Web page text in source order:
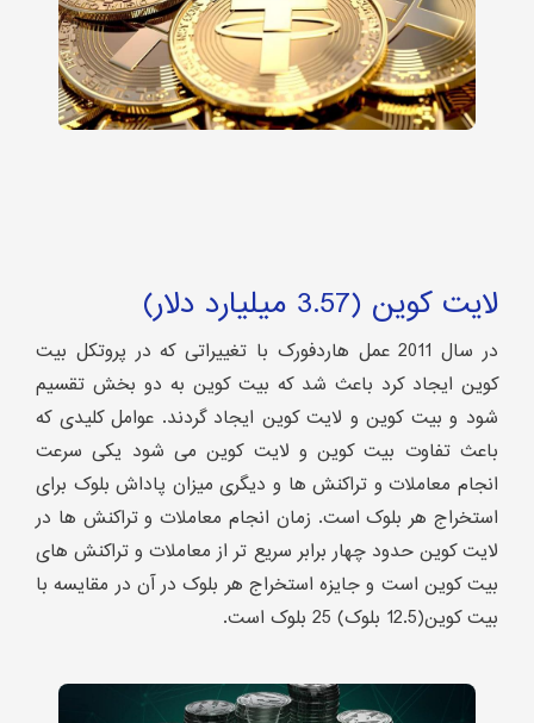
لایت کوین (3.57 میلیارد دلار)
در سال 2011 عمل هاردفورک با تغییراتی که در پروتکل بیت
کوین ایجاد کرد باعث شد که بیت کوین به دو بخش تقسیم
شود و بیت کوین و لایت کوین ایجاد گردند. عوامل کلیدی که
باعث تفاوت بیت کوین و لایت کوین می شود یکی سرعت
انجام معاملات و تراکنش ها و دیگری میزان پاداش بلوک برای
استخراج هر بلوک است. زمان انجام معاملات و تراکنش ها در
لایت کوین حدود چهار برابر سریع تر از معاملات و تراکنش های
بیت کوین است و جایزه استخراج هر بلوک در آن در مقایسه با
بیت کوین(12.5 بلوک) 25 بلوک است.